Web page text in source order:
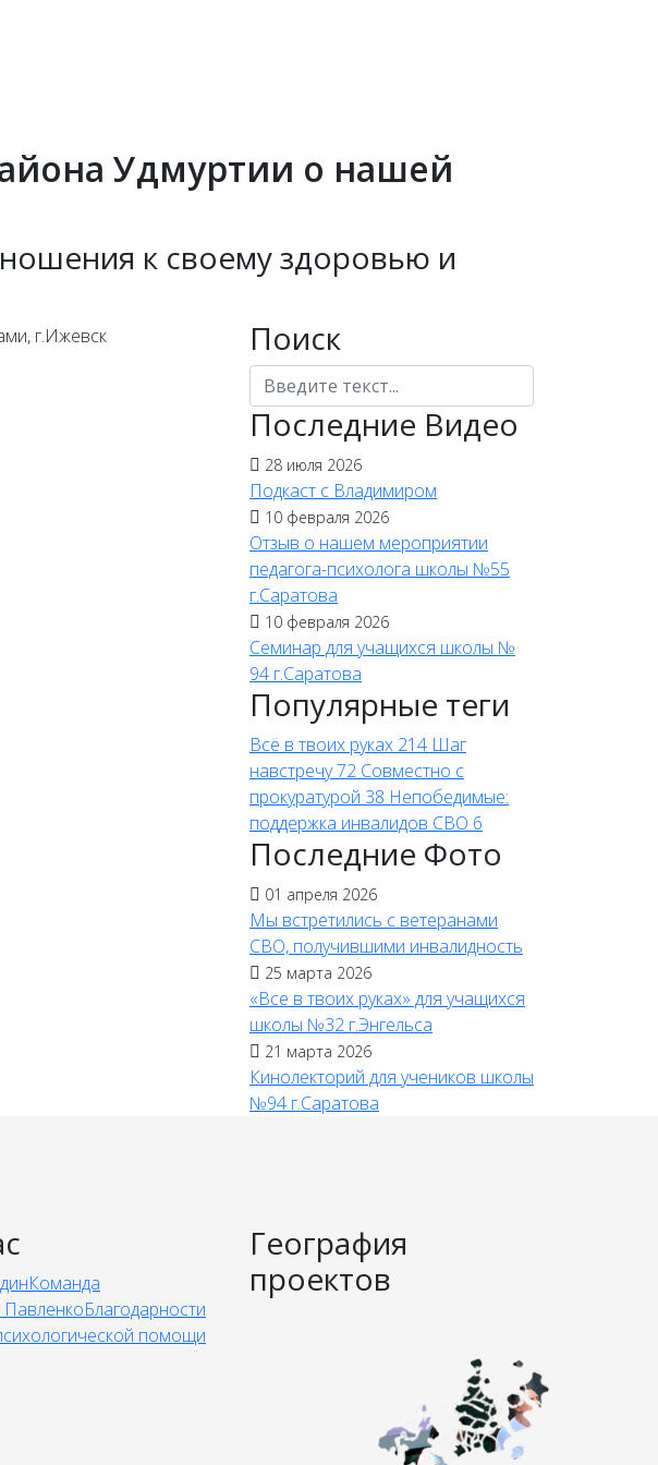
Удмуртии о нашей
к своему здоровью и
Администрации г.Ижевска Моториной О. Г.
Удмуртской Республики Альмиры Ишмуратовой
Поиск
Поиск
Последние Видео
28 июля 2026
Подкаст с Владимиром
10 февраля 2026
Отзыв о нашем мероприятии
педагога-психолога школы №55
г.Саратова
10 февраля 2026
Семинар для учащихся школы №
94 г.Саратова
Популярные теги
Всё в твоих руках 214 Шаг
навстречу72 Совместно с
прокуратурой 38 Непобедимые:
поддержка инвалидов СВО 6
Последние Фото
01 апреля 2026
Мы встретились с ветеранами
СВО, получившими инвалидность
25 марта 2026
«Все в твоих руках» для учащихся
школы №32 г.Энгельса
21 марта 2026
Кинолекторий для учеников школы
№94 г.Саратова
Команда
Благодарности
помощи
География
проектов